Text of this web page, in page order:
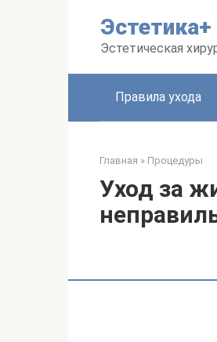
Эстетика+
Эстетическая
Правила ухода
Главная » Процедуры
Уход за